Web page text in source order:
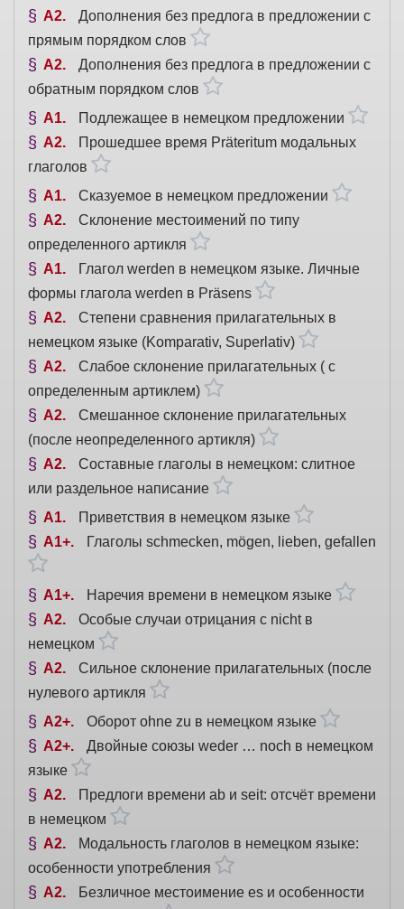
A2
Дополнения без предлога в предложении с
прямым порядком слов
A2
Дополнения без предлога в предложении с
обратным порядком слов
A1
Подлежащее в немецком предложении
A2
Прошедшее время Präteritum модальных
глаголов
A1
Сказуемое в немецком предложении
A2
Склонение местоимений по типу
определенного артикля
A1
Глагол werden в немецком языке. Личные
формы глагола werden в Präsens
A2
Степени сравнения прилагательных в
немецком языке (Komparativ, Superlativ)
A2
Слабое склонение прилагательных ( с
определенным артиклем)
A2
Смешанное склонение прилагательных
(после неопределенного артикля)
A2
Составные глаголы в немецком: слитное
или раздельное написание
A1
Приветствия в немецком языке
A1+
Глаголы schmecken, mögen, lieben, gefallen
A1+
Наречия времени в немецком языке
A2
Особые случаи отрицания с nicht в
немецком
A2
Сильное склонение прилагательных (после
нулевого артикля
A2+
Оборот ohne zu в немецком языке
A2+
Двойные союзы weder … noch в немецком
языке
A2
Предлоги времени ab и seit: отсчёт времени
в немецком
A2
Модальность глаголов в немецком языке:
особенности употребления
A2
Безличное местоимение es и особенности